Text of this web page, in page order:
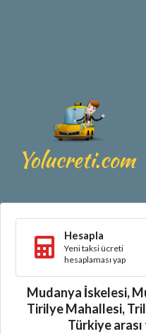
Hesapla
Yeni taksi ücreti
hesaplaması yap
Mudanya İskelesi,
Tirilye Mahallesi,
Türkiye